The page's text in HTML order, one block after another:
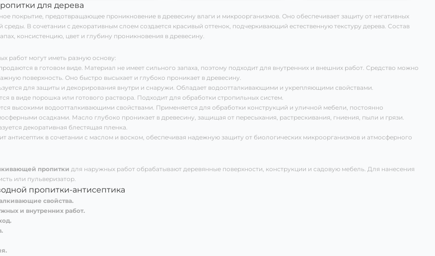
для дерева
покрытие, предотвращающее проникновение в древесину влаги и микроорганизмов. Оно обеспечивает защиту от негативных
В сочетании с декоративным слоем создается красивый оттенок, подчеркивающий естественную текстуру дерева. Состав
консистенцию, цвет и глубину проникновения в древесину.
работ могут иметь разную основу:
в готовом виде. Материал не имеет сильного запаха, поэтому подходит для внутренних и внешних работ. Средство можно
поверхность. Оно быстро высыхает и глубоко проникает в древесину.
для защиты и декорирования внутри и снаружи. Обладает водоотталкивающими и укрепляющими свойствами.
в виде порошка или готового раствора. Подходит для обработки стропильных систем.
высокими водоотталкивающими свойствами. Применяется для обработки конструкций и уличной мебели, постоянно
осадками. Масло глубоко проникает в древесину, защищая от пересыхания, растрескивания, гниения, пыли и грязи.
декоративная блестящая пленка.
антисептик в сочетании с маслом и воском, обеспечивая надежную защиту от биологических микроорганизмов и атмосферного
пропитки для наружных работ обрабатывают деревянные поверхности, конструкции и садовую мебель. Для нанесения
или пульверизатор.
пропитки-антисептика
свойства.
и внутренних работ.